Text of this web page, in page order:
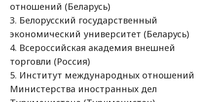
отношений (Беларусь)
3. Белорусский государственный
экономический университет (Беларусь)
4. Всероссийская академия внешней
торговли (Россия)
5. Институт международных отношений
Министерства иностранных дел